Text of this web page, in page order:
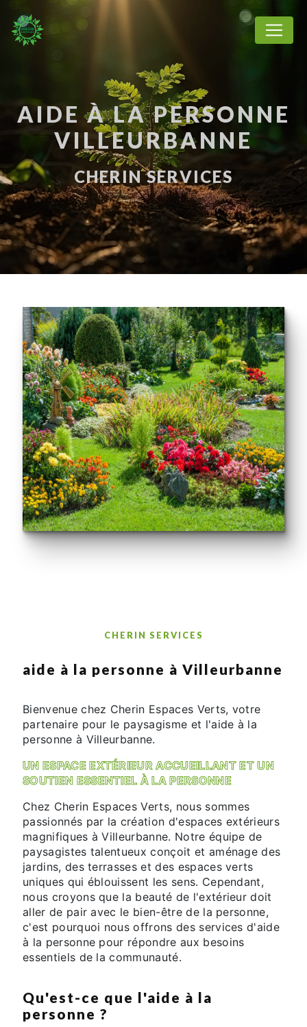
AIDE À LA PERSONNE
VILLEURBANNE
CHERIN SERVICES
CHERIN SERVICES
aide à la personne à Villeurbanne
Bienvenue chez Cherin Espaces Verts, votre
partenaire pour le paysagisme et l'aide à la
personne à Villeurbanne.
UN ESPACE EXTÉRIEUR ACCUEILLANT ET UN
SOUTIEN ESSENTIEL À LA PERSONNE
Chez Cherin Espaces Verts, nous sommes
passionnés par la création d'espaces extérieurs
magnifiques à Villeurbanne. Notre équipe de
paysagistes talentueux conçoit et aménage des
jardins, des terrasses et des espaces verts
uniques qui éblouissent les sens. Cependant,
nous croyons que la beauté de l'extérieur doit
aller de pair avec le bien-être de la personne,
c'est pourquoi nous offrons des services d'aide
à la personne pour répondre aux besoins
essentiels de la communauté.
Qu'est-ce que l'aide à la
personne ?
Panneau de gestion des cookies